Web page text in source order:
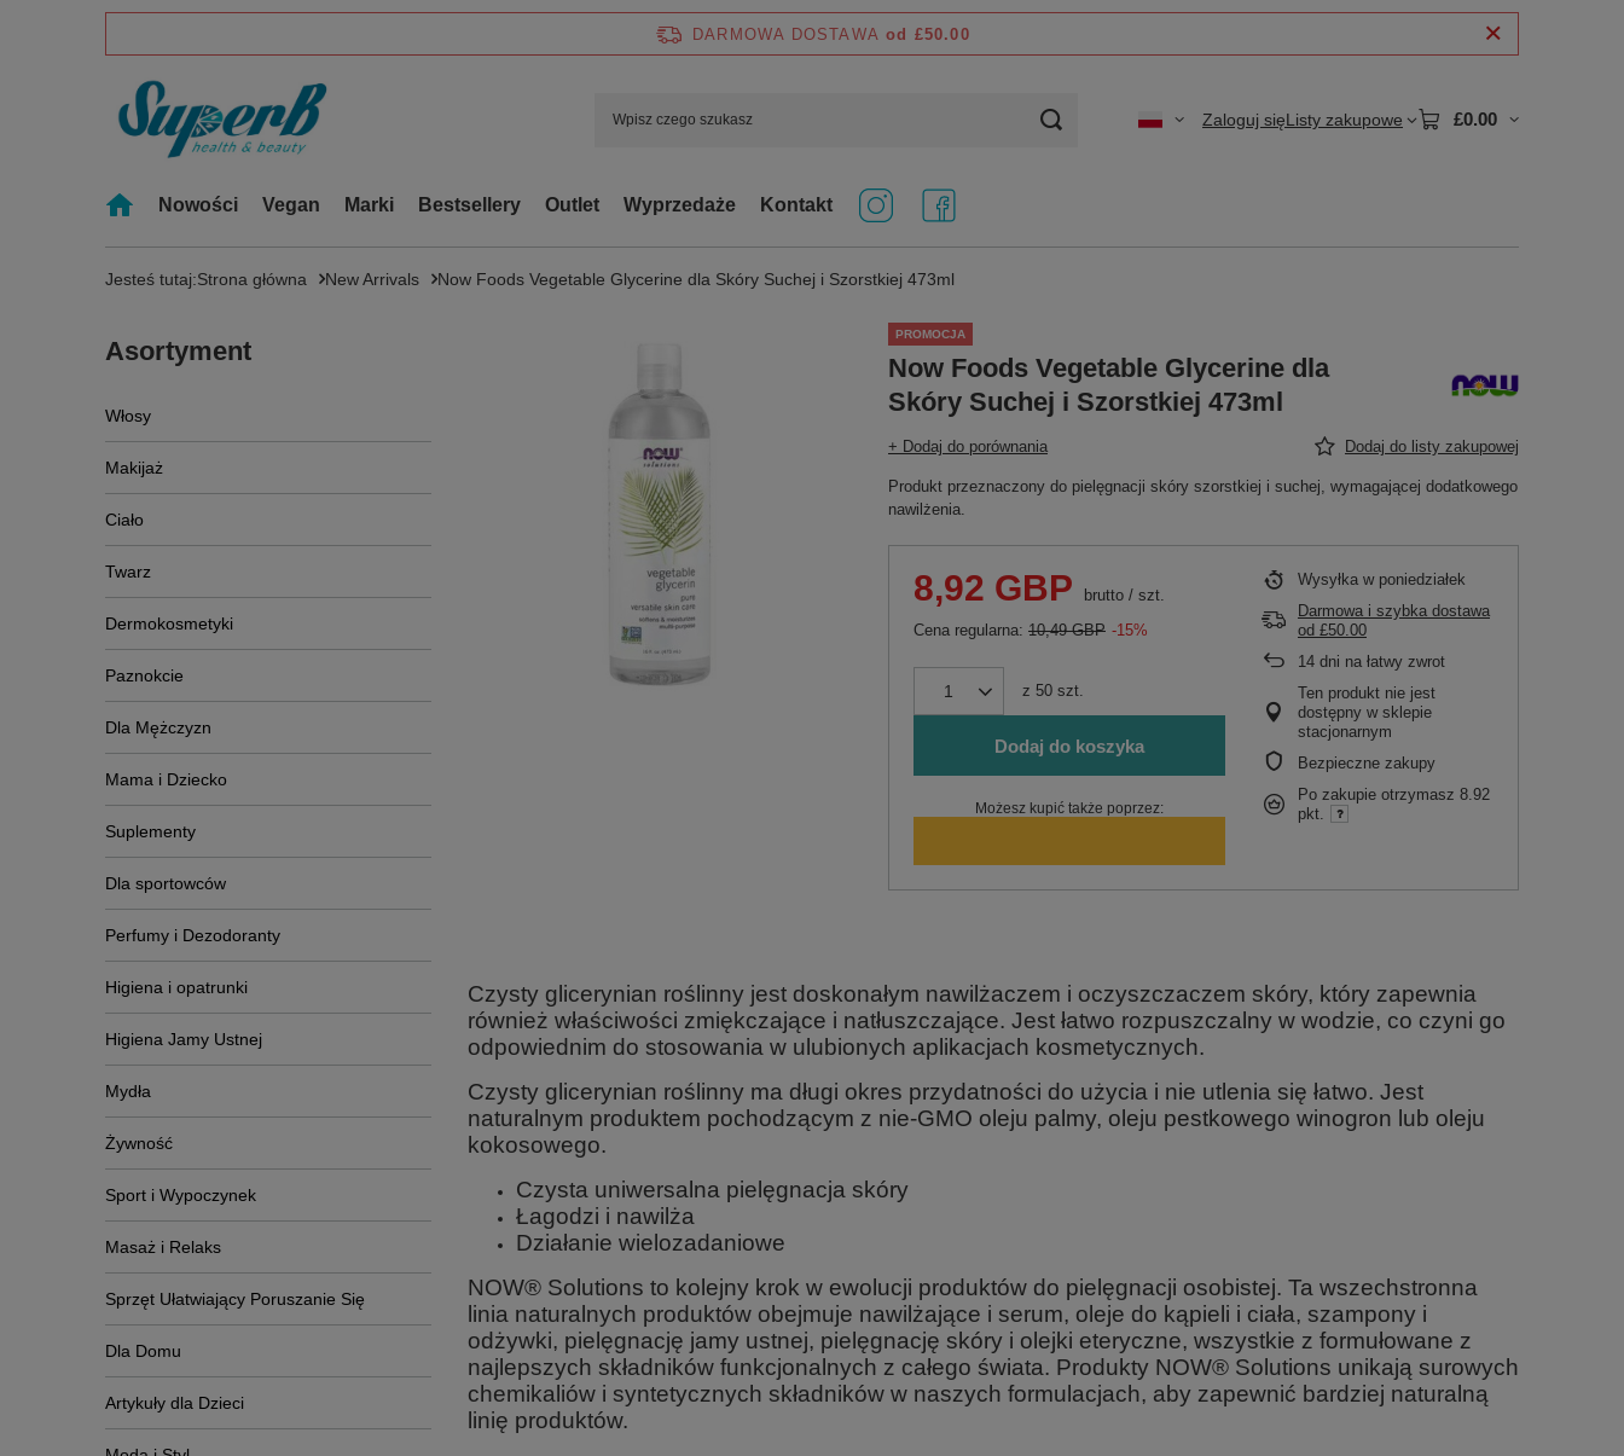
DARMOWA DOSTAWA od £50.00
Zaloguj sięListy zakupowe £0.00
Nowości Vegan Marki Bestsellery Outlet Wyprzedaże Kontakt
Jesteś tutaj:Strona główna New Arrivals Now Foods Vegetable Glycerine dla Skóry Suchej i Szorstkiej 473ml
Asortyment
Włosy
Makijaż
Ciało
Twarz
Dermokosmetyki
Paznokcie
Dla Mężczyzn
Mama i Dziecko
Suplementy
Dla sportowców
Perfumy i Dezodoranty
Higiena i opatrunki
Higiena Jamy Ustnej
Mydła
Żywność
Sport i Wypoczynek
Masaż i Relaks
Sprzęt Ułatwiający Poruszanie Się
Dla Domu
Artykuły dla Dzieci
PROMOCJA
Now Foods Vegetable Glycerine dla
Skóry Suchej i Szorstkiej 473ml
+ Dodaj do porównania Dodaj do listy zakupowej
Produkt przeznaczony do pielęgnacji skóry szorstkiej i suchej, wymagającej dodatkowego
nawilżenia.
8,92 GBP brutto / szt.
Cena regularna: 10,49 GBP -15%
z 50 szt.
Dodaj do koszyka
Możesz kupić także poprzez:
Wysyłka w poniedziałek
Darmowa i szybka dostawa
od £50.00
14 dni na łatwy zwrot
Ten produkt nie jest
dostępny w sklepie
stacjonarnym
Bezpieczne zakupy
Po zakupie otrzymasz 8.92
pkt.
Czysty glicerynian roślinny jest doskonałym nawilżaczem i oczyszczaczem skóry, który zapewnia
również właściwości zmiękczające i natłuszczające. Jest łatwo rozpuszczalny w wodzie, co czyni go
odpowiednim do stosowania w ulubionych aplikacjach kosmetycznych.
Czysty glicerynian roślinny ma długi okres przydatności do użycia i nie utlenia się łatwo. Jest
naturalnym produktem pochodzącym z nie-GMO oleju palmy, oleju pestkowego winogron lub oleju
kokosowego.
Czysta uniwersalna pielęgnacja skóry
Łagodzi i nawilża
Działanie wielozadaniowe
NOW® Solutions to kolejny krok w ewolucji produktów do pielęgnacji osobistej. Ta wszechstronna
linia naturalnych produktów obejmuje nawilżające i serum, oleje do kąpieli i ciała, szampony i
odżywki, pielęgnację jamy ustnej, pielęgnację skóry i olejki eteryczne, wszystkie z formułowane z
najlepszych składników funkcjonalnych z całego świata. Produkty NOW® Solutions unikają surowych
chemikaliów i syntetycznych składników w naszych formulacjach, aby zapewnić bardziej naturalną
linię produktów.